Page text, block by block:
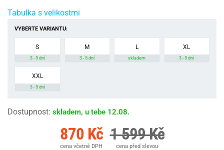
Tabulka s velikostmi
VYBERTE VARIANTU:
S
3 - 5 dní
M
3 - 5 dní
L
skladem
XL
3 - 5 dní
XXL
3 - 5 dní
Dostupnost: skladem, u tebe 12.08.
870 Kč
cena včetně DPH
1 599 Kč
cena před slevou